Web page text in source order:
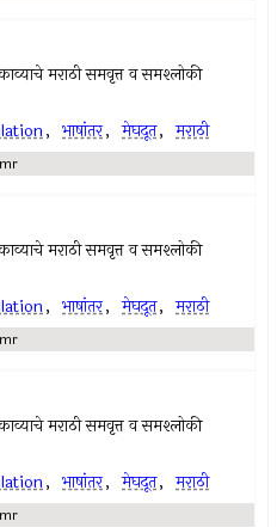
मराठी समवृत्त व समश्लोकी
, भाषांतर, मेघदूत, मराठी
मराठी समवृत्त व समश्लोकी
, भाषांतर, मेघदूत, मराठी
मराठी समवृत्त व समश्लोकी
, भाषांतर, मेघदूत, मराठी